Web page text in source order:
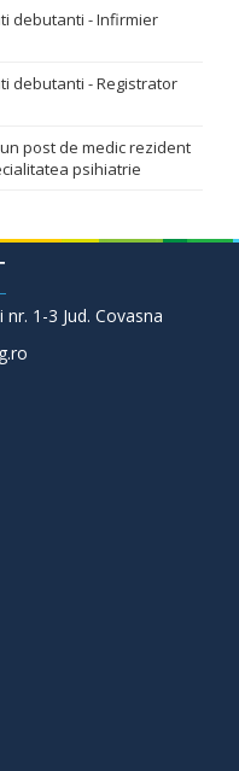
debutanti - Infirmier
debutanti - Registrator
post de medic rezident
psihiatrie
1-3 Jud. Covasna